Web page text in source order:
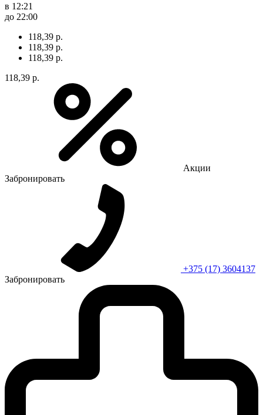
в 12:21
до 22:00
118,39 р.
118,39 р.
118,39 р.
118,39 р.
Акции
Забронировать
+375 (17) 3604137
Забронировать